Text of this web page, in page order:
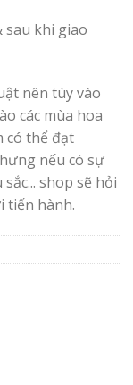
khi giao
nên tùy vào
các mùa hoa
có thể đạt
nếu có sự
shop sẽ hỏi
tiến hành.